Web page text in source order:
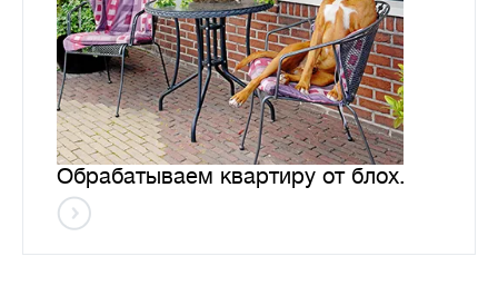
Обрабатываем квартиру от блох.